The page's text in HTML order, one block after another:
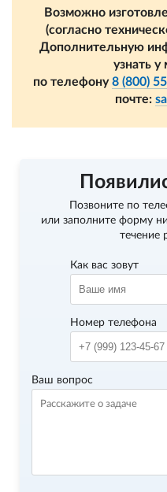
Возможно
(согласно
Дополнительную
узнать
по телефону8 (800)
почте:
Позвоните по
или заполните форму
течение
Как вас зовут
Номер телефона
Ваш вопрос